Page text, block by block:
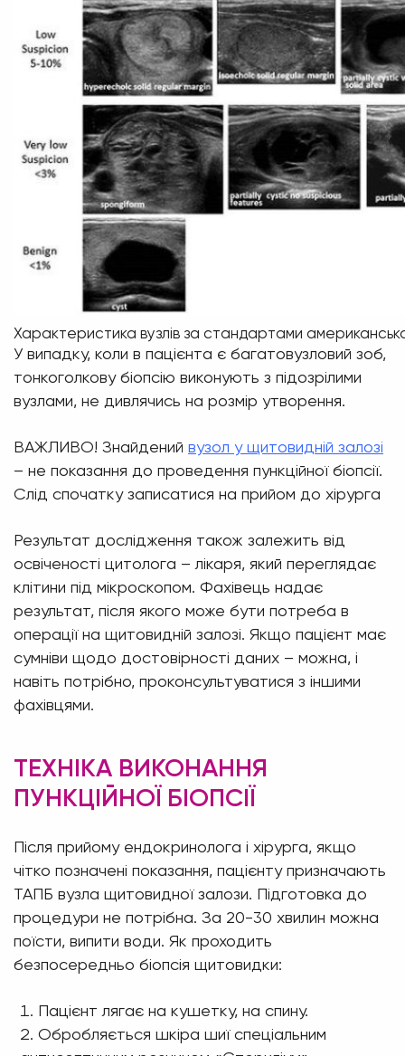
Характеристика вузлів за стандартами
У випадку, коли в пацієнта є багатовузловий зоб,
тонкоголкову біопсію виконують з підозрілими
вузлами, не дивлячись на розмір утворення.
ВАЖЛИВО! Знайдений вузол у щитовидній залозі
– не показання до проведення пункційної біопсії.
Слід спочатку записатися на прийом до хірурга
Результат дослідження також залежить від
освіченості цитолога – лікаря, який переглядає
клітини під мікроскопом. Фахівець надає
результат, після якого може бути потреба в
операції на щитовидній залозі. Якщо пацієнт має
сумніви щодо достовірності даних – можна, і
навіть потрібно, проконсультуватися з іншими
фахівцями.
ТЕХНІКА ВИКОНАННЯ
ПУНКЦІЙНОЇ БІОПСІЇ
Після прийому ендокринолога і хірурга, якщо
чітко позначені показання, пацієнту призначають
ТАПБ вузла щитовидної залози. Підготовка до
процедури не потрібна. За 20-30 хвилин можна
поїсти, випити води. Як проходить
безпосередньо біопсія щитовидки:
Пацієнт лягає на кушетку, на спину.
Обробляється шкіра шиї спеціальним